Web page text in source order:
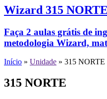
Wizard 315 NORTE
Faça 2 aulas grátis de
metodologia Wizard,
Início » Unidade » 315 NORTE
315 NORTE